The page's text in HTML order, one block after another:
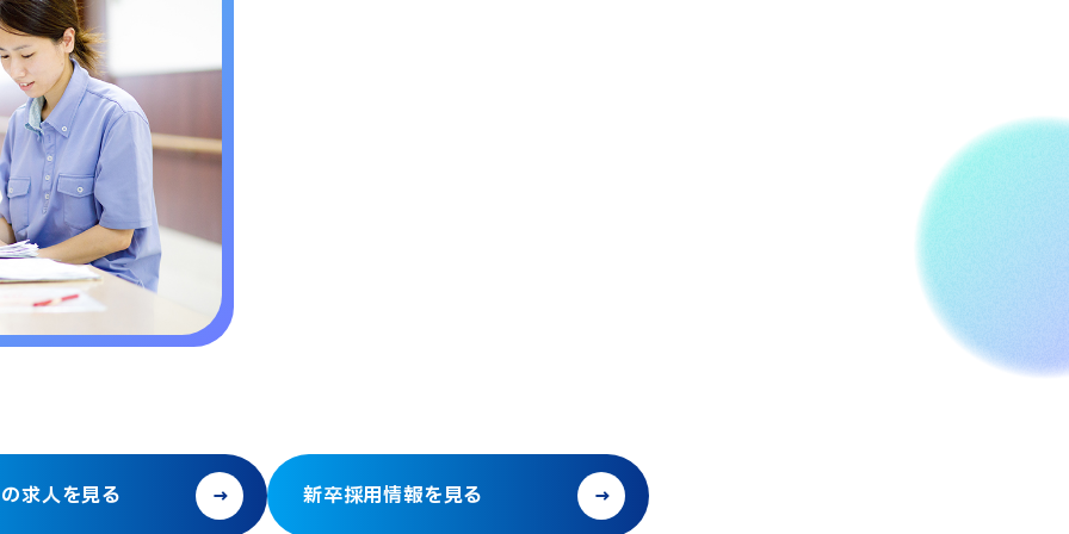
求人を見る 新卒採用情報を見る